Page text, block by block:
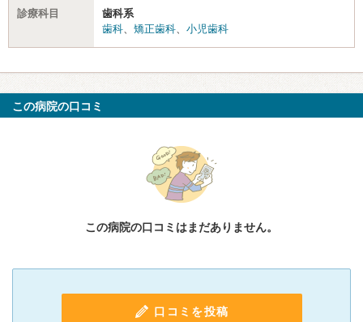
診療科目
歯科系
歯科、 矯正歯科、 小児歯科
この病院の口コミ
この病院の口コミはまだありません。
口コミを投稿